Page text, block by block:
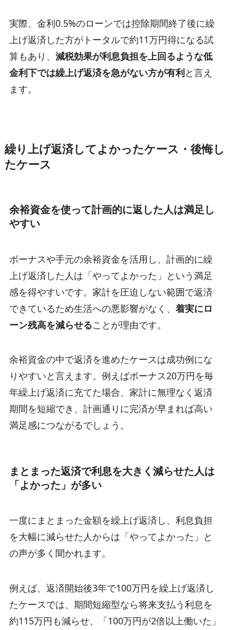
実際、金利0.5%のローンでは控除期間終了後に繰
上げ返済した方がトータルで約11万円得になる試
算もあり、 減税効果が利息負担を上回るような低
金利下では繰上げ返済を急がない方が有利と言え
ます。
繰り上げ返済してよかったケース・後悔し
たケース
余裕資金を使って計画的に返した人は満足し
やすい
ボーナスや手元の余裕資金を活用し、計画的に繰
上げ返済した人は「やってよかった」という満足
感を得やすいです。家計を圧迫しない範囲で返済
できているため生活への悪影響がなく、 着実にロ
ーン残高を減らせることが理由です。
余裕資金の中で返済を進めたケースは成功例にな
りやすいと言えます。例えばボーナス20万円を毎
年繰上げ返済に充てた場合、家計に無理なく返済
期間を短縮でき、計画通りに完済が早まれば高い
満足感につながるでしょう。
まとまった返済で利息を大きく減らせた人は
「よかった」が多い
一度にまとまった金額を繰上げ返済し、利息負担
を大幅に減らせた人からは「やってよかった」と
の声が多く聞かれます。
例えば、返済開始後3年で100万円を繰上げ返済し
たケースでは、期間短縮型なら将来支払う利息を
約115万円も減らせ、「100万円が2倍以上働いた」